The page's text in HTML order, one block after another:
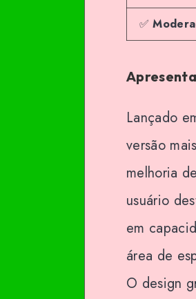
✅
Lançado
versão
melhoria
usuário
em
área de
O design